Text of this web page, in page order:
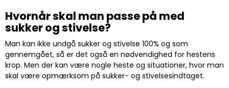
Hvornår skal man passe på med
sukker og stivelse?
Man kan ikke undgå sukker og stivelse 100% og som
gennemgået, så er det også en nødvendighed for hestens
krop. Men der kan være nogle heste og situationer, hvor man
skal være opmærksom på sukker- og stivelsesindtaget.